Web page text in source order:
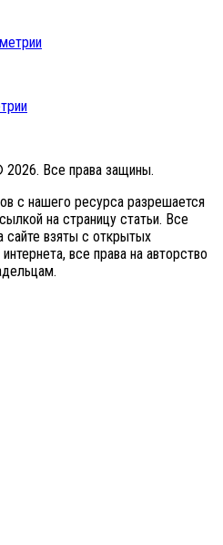
Все права защины.
с нашего ресурса разрешается
на страницу статьи. Все
сайте взяты с открытых
все права на авторство